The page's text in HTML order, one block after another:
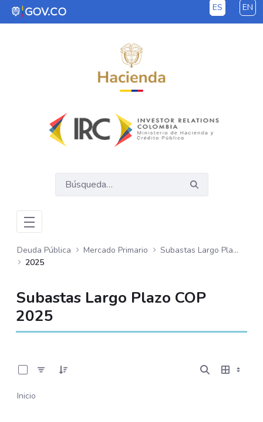
Saltar al contenido principal ES EN
Deuda Pública Mercado Primario
Subastas Largo Plazo - COP
2025
Subastas Largo Plazo COP
2025
Inicio